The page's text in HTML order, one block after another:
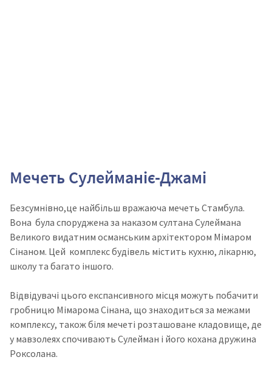
Мечеть Сулейманіє-Джамі
Безсумнівно,це найбільш вражаюча мечеть Стамбула.
Вона була споруджена за наказом султана Сулеймана
Великого видатним османським архітектором Мімаром
Сінаном. Цей комплекс будівель містить кухню, лікарню,
школу та багато іншого.
Відвідувачі цього експансивного місця можуть побачити
гробницю Мімарома Сінана, що знаходиться за межами
комплексу, також біля мечеті розташоване кладовище, де
у мавзолеях спочивають Сулейман і його кохана дружина
Роксолана.